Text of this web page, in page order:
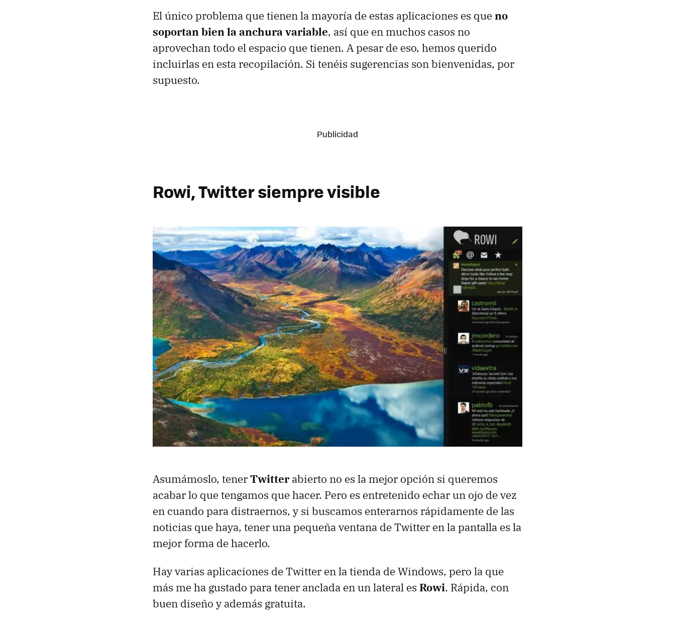
El único problema que tienen la mayoría de estas aplicaciones es queno
soportan bien la anchura variable, así que en muchos casos no
aprovechan todo el espacio que tienen. A pesar de eso, hemos querido
incluirlas en esta recopilación. Si tenéis sugerencias son bienvenidas, por
supuesto.
Rowi, Twitter siempre visible
Asumámoslo, tenerTwitter abierto no es la mejor opción si queremos
acabar lo que tengamos que hacer. Pero es entretenido echar un ojo de vez
en cuando para distraernos, y si buscamos enterarnos rápidamente de las
noticias que haya, tener una pequeña ventana de Twitter en la pantalla es la
mejor forma de hacerlo.
Hay varias aplicaciones de Twitter en la tienda de Windows, pero la que
más me ha gustado para tener anclada en un lateral es Rowi. Rápida, con
buen diseño y además gratuita.